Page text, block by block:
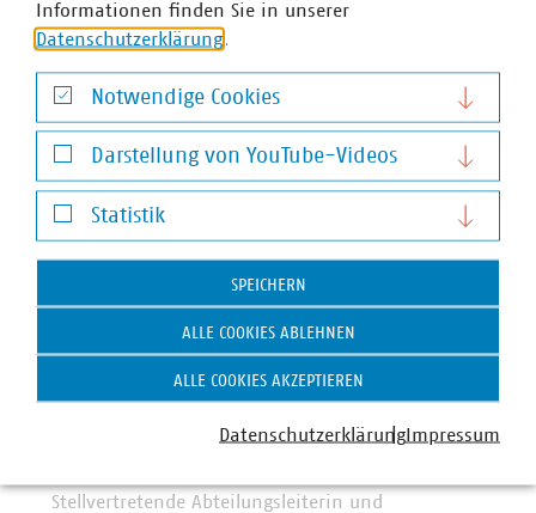
Stellvertretende Abteilungsleiterin und
Informationen finden Sie in unserer
Datenschutzerklärung
Notwendige Cookies
Notwendige Cookies
Darstellung von YouTube-Videos
Darstellung von YouTube-Videos
Statistik
Statistik
SPEICHERN
ALLE COOKIES ABLEHNEN
ALLE COOKIES AKZEPTIEREN
DatenschutzerklärungImpressum